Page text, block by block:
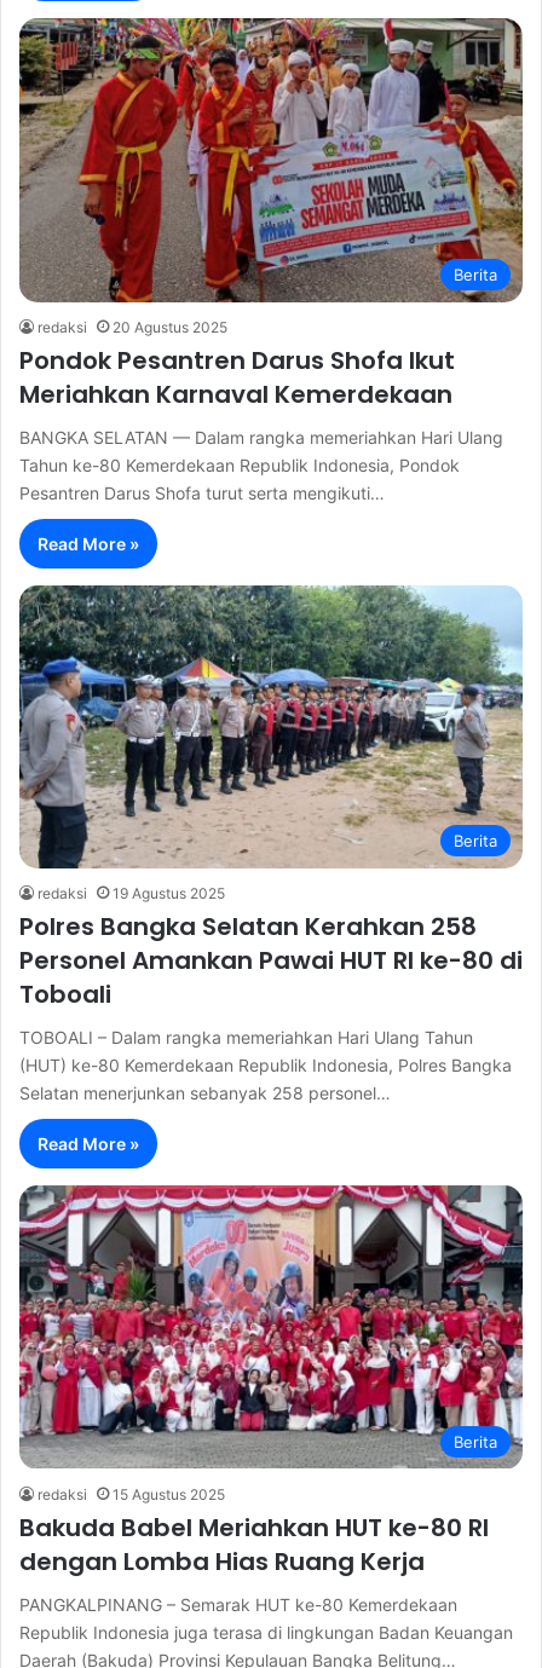
Berita
redaksi 20 Agustus 2025
Pondok Pesantren Darus Shofa Ikut
Meriahkan Karnaval Kemerdekaan
BANGKA SELATAN — Dalam rangka memeriahkan Hari Ulang
Tahun ke-80 Kemerdekaan Republik Indonesia, Pondok
Pesantren Darus Shofa turut serta mengikuti…
Read More »
Berita
redaksi 19 Agustus 2025
Polres Bangka Selatan Kerahkan 258
Personel Amankan Pawai HUT RI ke-80 di
Toboali
TOBOALI – Dalam rangka memeriahkan Hari Ulang Tahun
(HUT) ke-80 Kemerdekaan Republik Indonesia, Polres Bangka
Selatan menerjunkan sebanyak 258 personel…
Read More »
Berita
redaksi 15 Agustus 2025
Bakuda Babel Meriahkan HUT ke-80 RI
dengan Lomba Hias Ruang Kerja
PANGKALPINANG – Semarak HUT ke-80 Kemerdekaan
Republik Indonesia juga terasa di lingkungan Badan Keuangan
Daerah (Bakuda) Provinsi Kepulauan Bangka Belitung…